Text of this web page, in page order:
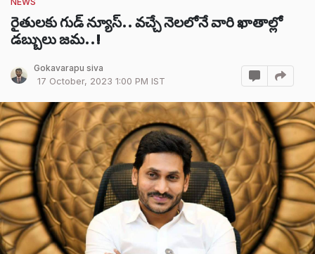
రైతులకు గుడ్ న్యూస్.. వచ్చే నెలలోనే వారి ఖాతాల్లో
డబ్బులు జమ..!
Gokavarapu siva
17 October, 2023 1:00 PM IST